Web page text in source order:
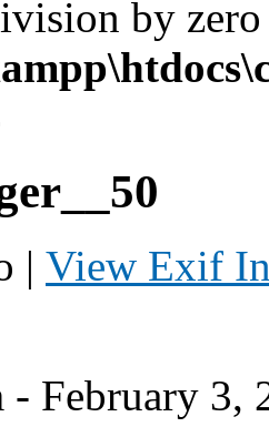
by
| View Exif
- February 3,